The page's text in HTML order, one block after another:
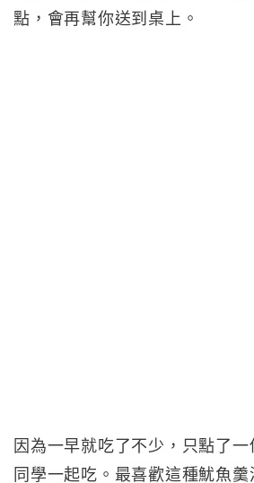
點，會再幫你送到桌上。
因為一早就吃了不少，只點了
同學一起吃。最喜歡這種魷魚